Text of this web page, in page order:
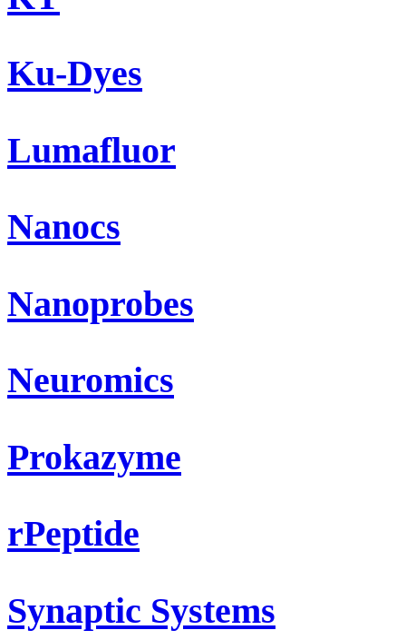
Ku-Dyes
Lumafluor
Nanocs
Nanoprobes
Neuromics
Prokazyme
rPeptide
Synaptic Systems